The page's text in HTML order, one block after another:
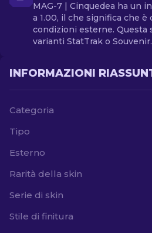
MAG-7 | Cinquedea ha un
a 1.00, il che significa che
condizioni esterne. Questa
varianti StatTrak o Souvenir.
INFORMAZIONI
Categoria
Tipo
Esterno
Rarità della skin
Serie di skin
Stile di finitura